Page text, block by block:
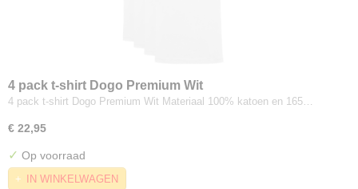
4 pack t-shirt Dogo Premium Wit
4 pack t-shirt Dogo Premium Wit Materiaal 100% katoen en 165…
€ 22,95
✓ Op voorraad
IN WINKELWAGEN